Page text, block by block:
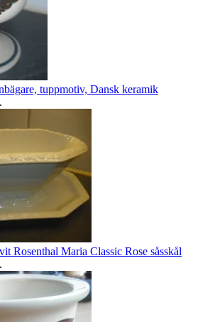
tuppmotiv, Dansk keramik
.
Rosenthal Maria Classic Rose såsskål
.